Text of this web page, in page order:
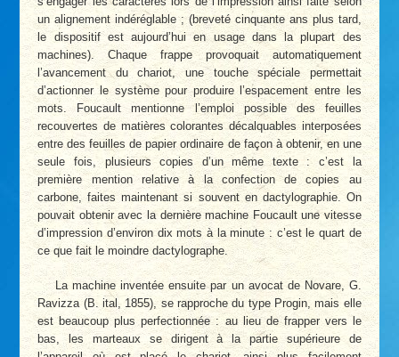
un alignement indéréglable ; (breveté cinquante ans plus tard,
le dispositif est aujourd’hui en usage dans la plupart des
machines). Chaque frappe provoquait automatiquement
l’avancement du chariot, une touche spéciale permettait
d’actionner le système pour produire l’espacement entre les
mots. Foucault mentionne l’emploi possible des feuilles
recouvertes de matières colorantes décalquables interposées
entre des feuilles de papier ordinaire de façon à obtenir, en une
seule fois, plusieurs copies d’un même texte : c’est la
première mention relative à la confection de copies au
carbone, faites maintenant si souvent en dactylographie. On
pouvait obtenir avec la dernière machine Foucault une vitesse
d’impression d’environ dix mots à la minute : c’est le quart de
ce que fait le moindre dactylographe.
La machine inventée ensuite par un avocat de Novare, G.
Ravizza (B. ital, 1855), se rapproche du type Progin, mais elle
est beaucoup plus perfectionnée : au lieu de frapper vers le
bas, les marteaux se dirigent à la partie supérieure de